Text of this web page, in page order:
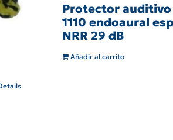
Protector auditivo
1110 endoaural
NRR 29 dB
Añadir al carrito